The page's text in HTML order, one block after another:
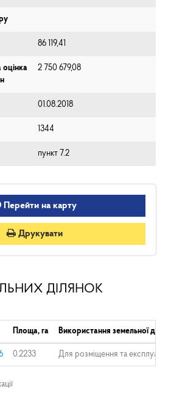
86 119,41
2 750 679,08
01.08.2018
1344
пункт 7.2
Перейти на карту
Друкувати
ДІЛЯНОК
Площа, га Використання земельної
0.2233 Для розміщення та